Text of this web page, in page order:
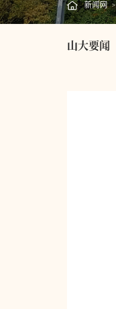
新闻网 >
山大要闻